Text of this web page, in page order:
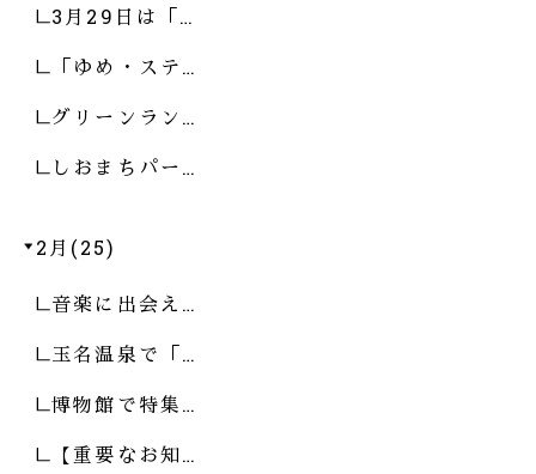
3月29日は「…
「ゆめ・ステ…
グリーンラン…
しおまちパー…
2月(25)
音楽に出会え…
玉名温泉で「…
博物館で特集…
【重要なお知…